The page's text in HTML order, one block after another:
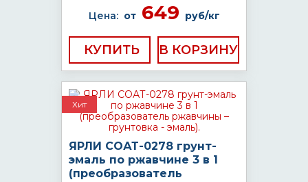
Цена: от649 руб/кг
КУПИТЬ
Хит
ЯРЛИ СОАТ-0278 грунт-
эмаль по ржавчине 3 в 1
(преобразователь